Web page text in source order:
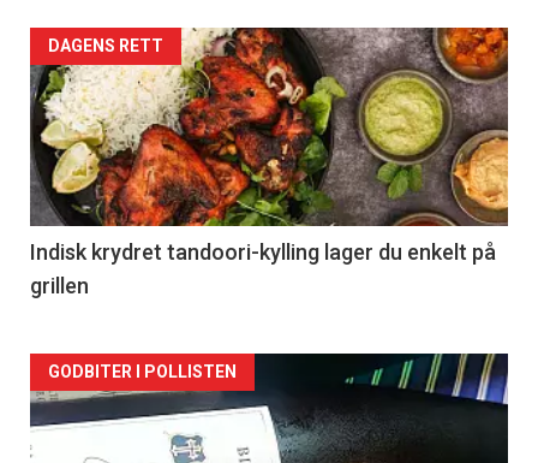
Forsiden
akkurat
nå
-
2
DAGENS RETT
Indisk krydret tandoori-kylling lager du enkelt på
grillen
Forsiden
akkurat
GODBITER I POLLISTEN